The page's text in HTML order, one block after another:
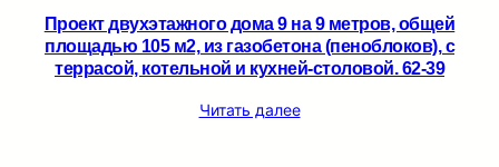
Проект двухэтажного дома 9 на 9 метров, общей
площадью 105 м2, из газобетона (пеноблоков), c
террасой, котельной и кухней-столовой. 62-39
Читать далее